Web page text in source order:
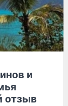
и
отзыв